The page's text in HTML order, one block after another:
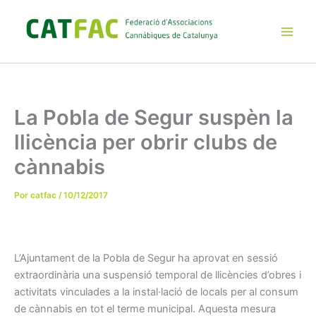
contenido
La Pobla de Segur suspèn la
llicència per obrir clubs de
cànnabis
Por catfac /10/12/2017
L’Ajuntament de la Pobla de Segur ha aprovat en sessió
extraordinària una suspensió temporal de llicències d’obres i
activitats vinculades a la instal·lació de locals per al consum
de cànnabis en tot el terme municipal. Aquesta mesura